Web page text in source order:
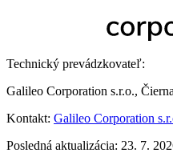
Technický prevádzkovateľ:
Galileo Corporation s.r.o.,
Kontakt: Galileo Corporation
Posledná aktualizácia: 23. 7.